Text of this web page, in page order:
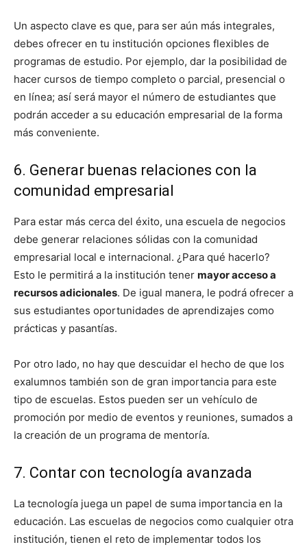
Un aspecto clave es que, para ser aún más integrales,
debes ofrecer en tu institución opciones flexibles de
programas de estudio. Por ejemplo, dar la posibilidad de
hacer cursos de tiempo completo o parcial, presencial o
en línea; así será mayor el número de estudiantes que
podrán acceder a su educación empresarial de la forma
más conveniente.
6. Generar buenas relaciones con la
comunidad empresarial
Para estar más cerca del éxito, una escuela de negocios
debe generar relaciones sólidas con la comunidad
empresarial local e internacional. ¿Para qué hacerlo?
Esto le permitirá a la institución tener mayor acceso a
recursos adicionales. De igual manera, le podrá ofrecer a
sus estudiantes oportunidades de aprendizajes como
prácticas y pasantías.
Por otro lado, no hay que descuidar el hecho de que los
exalumnos también son de gran importancia para este
tipo de escuelas. Estos pueden ser un vehículo de
promoción por medio de eventos y reuniones, sumados a
la creación de un programa de mentoría.
7. Contar con tecnología avanzada
La tecnología juega un papel de suma importancia en la
educación. Las escuelas de negocios como cualquier otra
institución, tienen el reto de implementar todos los